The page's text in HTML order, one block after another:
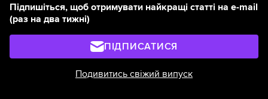
Підпишіться, щоб отримувати найкращі статті на e-mail
(раз на два тижні)
ПІДПИСАТИСЯ
Подивитись свіжий випуск